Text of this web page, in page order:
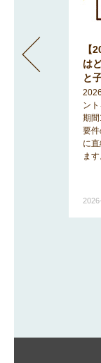
取りが
で明る
【
は
と
ン
期
要
に
ます